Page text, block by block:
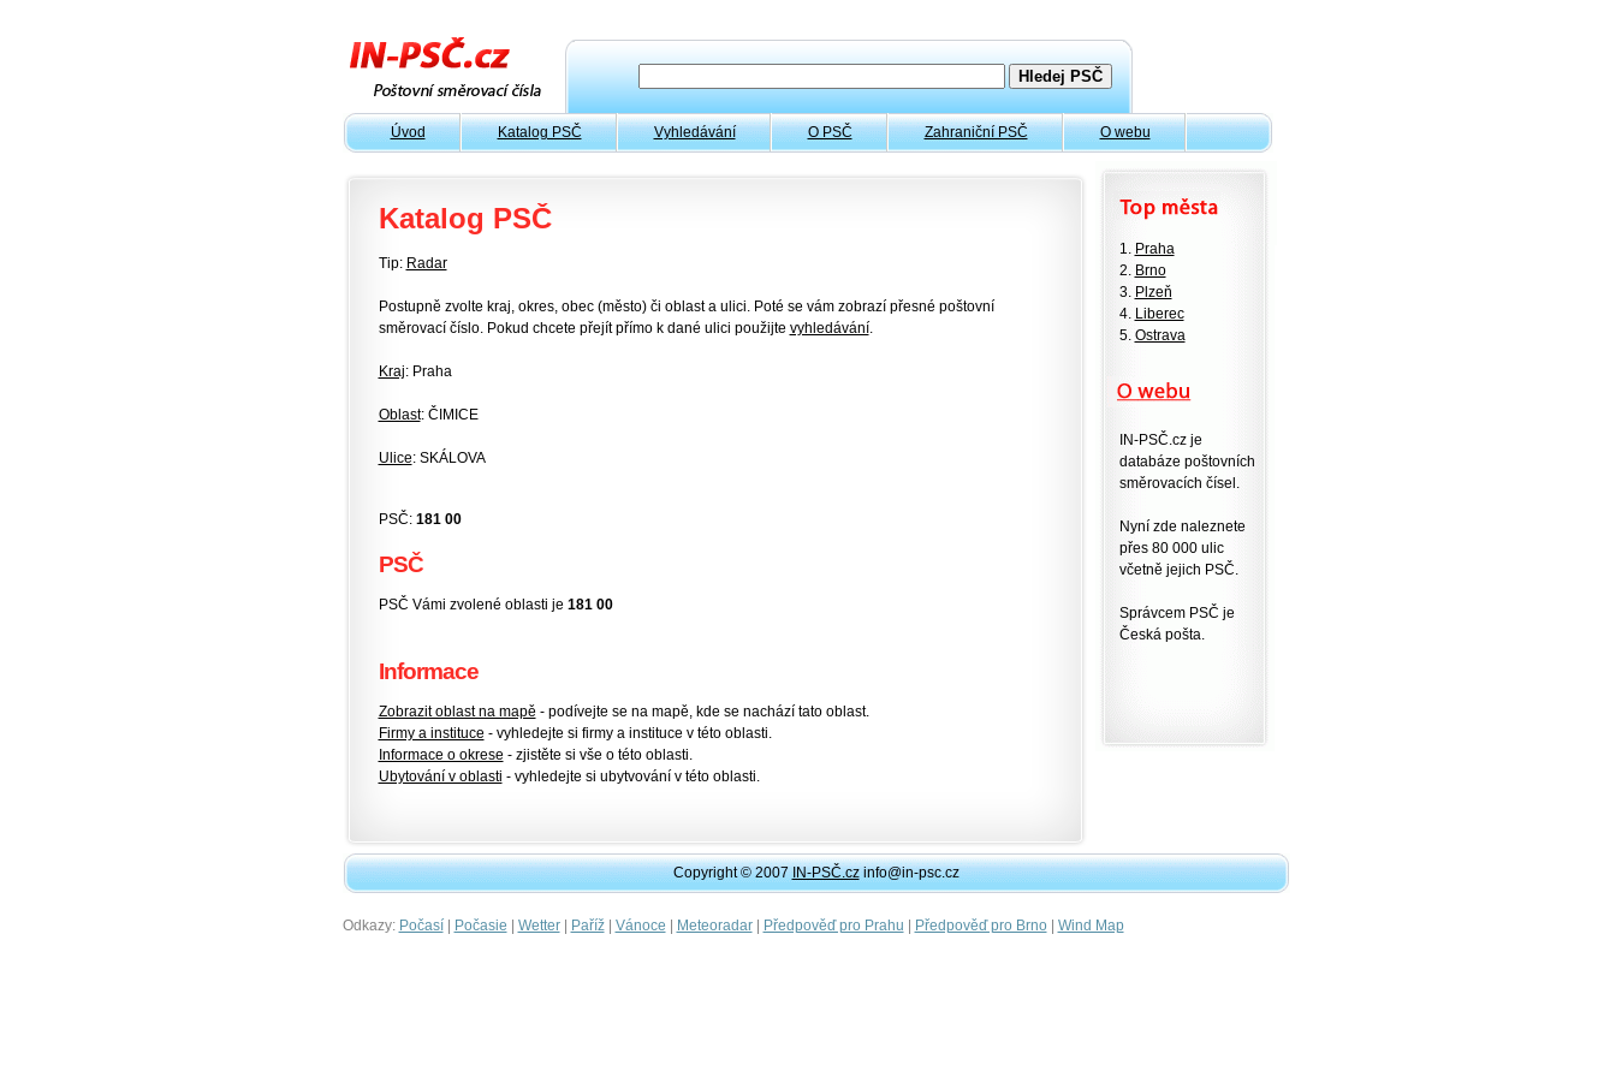
Úvod Katalog PSČ Vyhledávání O PSČ Zahraniční PSČ O webu
Katalog PSČ
Tip: Radar
Postupně zvolte kraj, okres, obec (město) či oblast a ulici. Poté se vám zobrazí přesné poštovní
směrovací číslo. Pokud chcete přejít přímo k dané ulici použijte vyhledávání.
Kraj: Praha
Oblast: ČIMICE
Ulice: SKÁLOVA
PSČ: 181 00
PSČ
PSČ Vámi zvolené oblasti je 181 00
Informace
Zobrazit oblast na mapě - podívejte se na mapě, kde se nachází tato oblast.
Firmy a instituce - vyhledejte si firmy a instituce v této oblasti.
Informace o okrese - zjistěte si vše o této oblasti.
Ubytování v oblasti - vyhledejte si ubytvování v této oblasti.
1. Praha
2. Brno
3. Plzeň
4. Liberec
5. Ostrava
IN-PSČ.cz je
databáze poštovních
směrovacích čísel.
Nyní zde naleznete
přes 80 000 ulic
včetně jejich PSČ.
Správcem PSČ je
Česká pošta.
Copyright © 2007IN-PSČ.czinfo@in-psc.cz
Odkazy: Počasí| Počasie | Wetter| Paříž| Vánoce | Meteoradar| Předpověď pro Prahu | Předpověď pro Brno| Wind Map